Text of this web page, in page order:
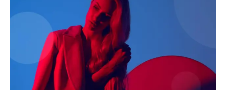
Contact us
Subscription Plans
My account